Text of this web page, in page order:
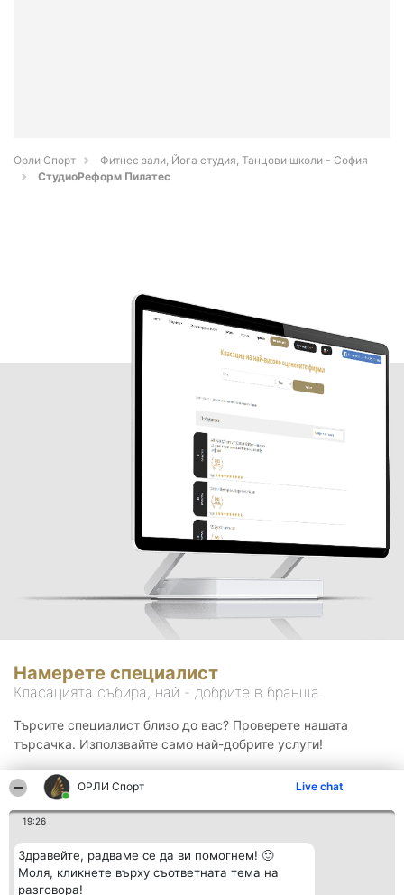
ОРЛИ Спорт Live chat
19:26
Здравейте, радваме се да ви помогнем! 🙂
Моля, кликнете върху съответната тема на
разговора!
Орли Спорт
Фитнес зали, Йога студия, Танцови школи - София
СтудиоРеформ Пилатес
Намерете специалист
Класацията събира, най - добрите в бранша.
Търсите специалист близо до вас? Проверете нашата
търсачка. Използвайте само най-добрите услуги!